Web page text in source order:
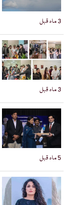
3 ماہ قبل
3 ماہ قبل
5 ماہ قبل